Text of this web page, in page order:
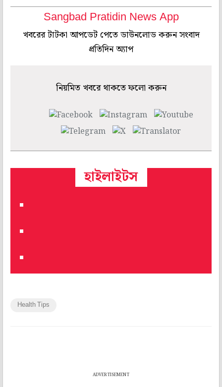
Sangbad Pratidin News App
খবরের টাটকা আপডেট পেতে ডাউনলোড করুন সংবাদ
প্রতিদিন অ্যাপ
নিয়মিত খবরে থাকতে ফলো করুন
হাইলাইটস
Health Tips
ADVERTISEMENT